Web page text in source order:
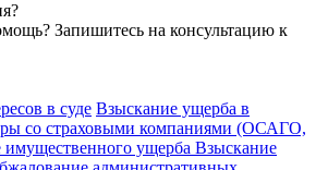
Запишитесь на консультацию к
в суде Взыскание ущерба в
со страховыми компаниями (ОСАГО,
имущественного ущерба Взыскание